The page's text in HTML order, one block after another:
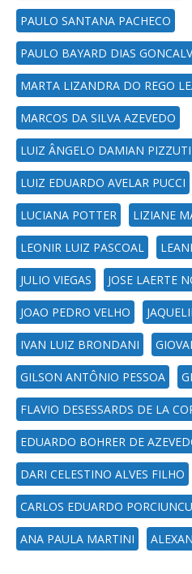
PAULO SANTANA PACHECO
PAULO BAYARD DIAS
MARTA LIZANDRA DO REGO
MARCOS DA SILVA AZEVEDO
LUIZ ÂNGELO DAMIAN PIZZUTI
LUIZ EDUARDO AVELAR PUCCI
LUCIANA POTTER LIZIANE
LEONIR LUIZ PASCOAL
JULIO VIEGAS JOSE LAERTE
JOAO PEDRO VELHO
IVAN LUIZ BRONDANI
GILSON ANTÔNIO PESSOA
FLAVIO DESESSARDS DE LA
EDUARDO BOHRER DE
DARI CELESTINO ALVES FILHO
CARLOS EDUARDO
ANA PAULA MARTINI